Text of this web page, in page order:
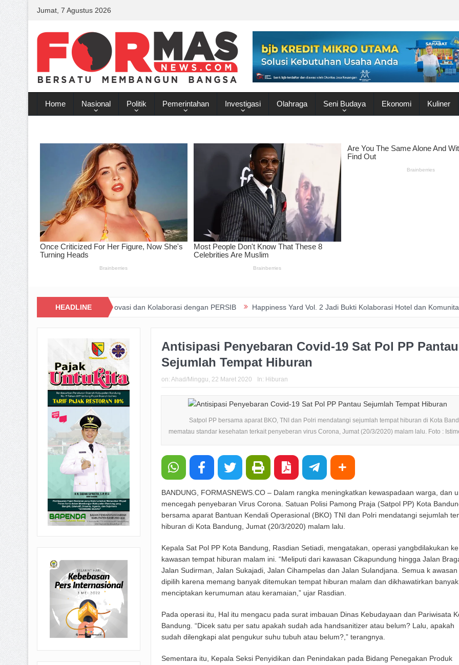
Jumat, 7 Agustus 2026
Home Nasional Politik Pemerintahan Investigasi Olahraga Seni Budaya Ekonomi Kuliner
HEADLINE
Barat Lewat Inovasi dan Kolaborasi dengan PERSIB Happiness Yard Vol. 2 Jadi Bukti Kolaborasi Hotel dan Komunitas Dukung Aksi
Antisipasi Penyebaran Covid-19 Sat Pol PP Pantau
Sejumlah Tempat Hiburan
on: Ahad/Minggu, 22 Maret 2020 In: Hiburan
Satpol PP bersama aparat BKO, TNI dan Polri mendatangi sejumlah tempat hiburan di Kota
mematau standar kesehatan terkait penyeberan virus Corona, Jumat (20/3/2020) malam lalu. Foto :
BANDUNG, FORMASNEWS.CO – Dalam rangka meningkatkan kewaspadaan warga, dan
mencegah penyebaran Virus Corona. Satuan Polisi Pamong Praja (Satpol PP) Kota
bersama aparat Bantuan Kendali Operasional (BKO) TNI dan Polri mendatangi sejumlah
hiburan di Kota Bandung, Jumat (20/3/2020) malam lalu.
Kepala Sat Pol PP Kota Bandung, Rasdian Setiadi, mengatakan, operasi yangbdilakukan
kawasan tempat hiburan malam ini. “Meliputi dari kawasan Cikapundung hingga Jalan
Jalan Sudirman, Jalan Sukajadi, Jalan Cihampelas dan Jalan Sulandjana. Semua k awasan
dipilih karena memang banyak ditemukan tempat hiburan malam dan dikhawatirkan banyak
menciptakan kerumuman atau keramaian,” ujar Rasdian.
Pada operasi itu, Hal itu mengacu pada surat imbauan Dinas Kebudayaan dan Pariwisata
Bandung. “Dicek satu per satu apakah sudah ada handsanitizer atau belum? Lalu, apakah
sudah dilengkapi alat pengukur suhu tubuh atau belum?,” terangnya.
Sementara itu, Kepala Seksi Penyidikan dan Penindakan pada Bidang Penegakan Produk